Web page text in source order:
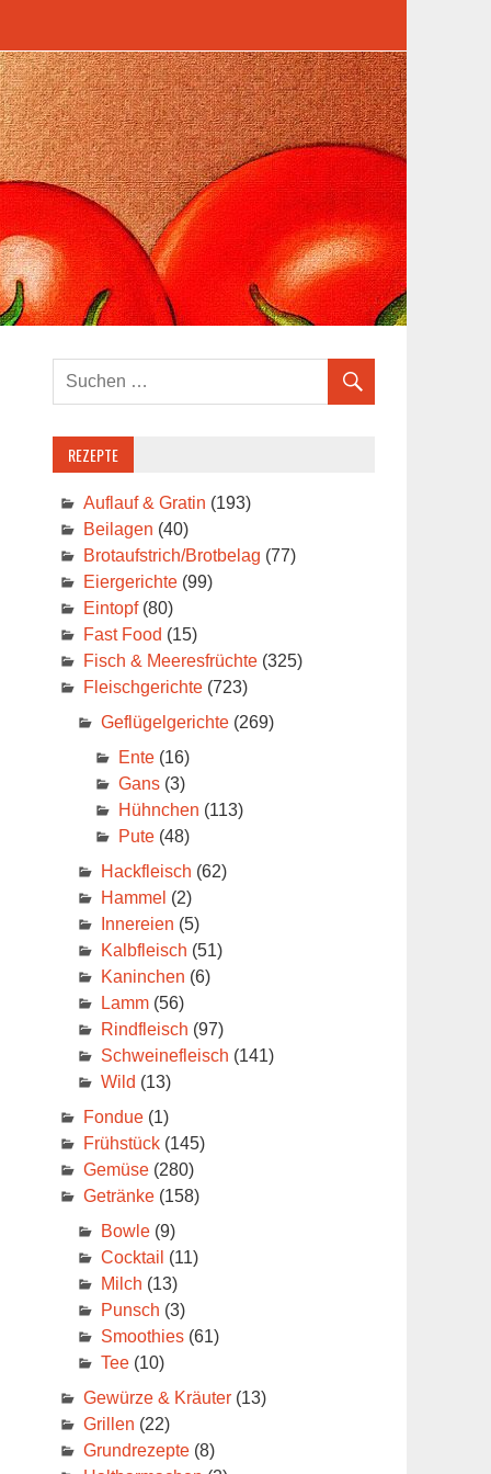
REZEPTE
Auflauf & Gratin (193)
Beilagen (40)
Brotaufstrich/Brotbelag (77)
Eiergerichte(99)
Eintopf(80)
Fast Food (15)
Fisch & Meeresfrüchte(325)
Fleischgerichte(723)
Geflügelgerichte(269)
Ente(16)
Gans(3)
Hühnchen (113)
Pute(48)
Hackfleisch (62)
Hammel (2)
Innereien (5)
Kalbfleisch (51)
Kaninchen (6)
Lamm(56)
Rindfleisch (97)
Schweinefleisch (141)
Wild (13)
Fondue(1)
Frühstück(145)
Gemüse(280)
Getränke(158)
Bowle(9)
Cocktail (11)
Milch (13)
Punsch (3)
Smoothies(61)
Tee(10)
Gewürze & Kräuter(13)
Grillen (22)
Grundrezepte(8)